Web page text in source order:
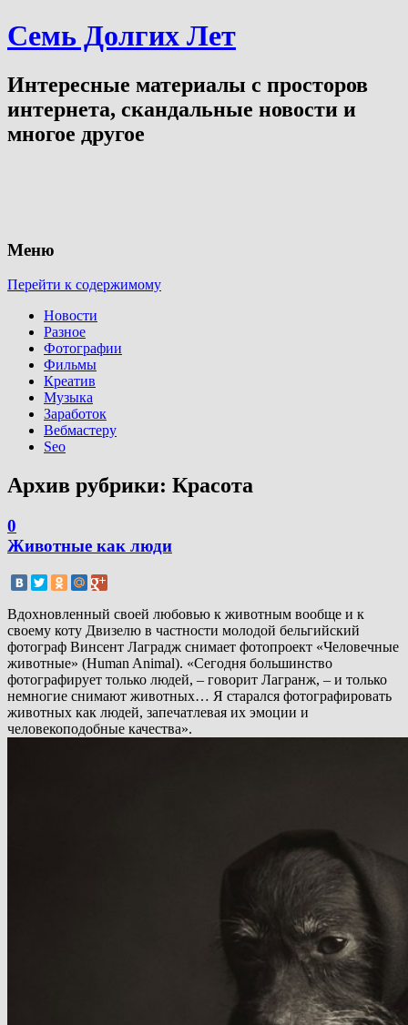
Семь Долгих Лет
Интересные материалы с просторов
интернета, скандальные новости и
многое другое
Меню
Перейти к содержимому
Новости
Разное
Фотографии
Фильмы
Креатив
Музыка
Заработок
Вебмастеру
Seo
Архив рубрики: Красота
0
Животные как люди
Вдохновленный своей любовью к животным вообще и к
своему коту Двизелю в частности молодой бельгийский
фотограф Винсент Лаградж снимает фотопроект «Человечные
животные» (Human Animal). «Сегодня большинство
фотографирует только людей, – говорит Лагранж, – и только
немногие снимают животных… Я старался фотографировать
животных как людей, запечатлевая их эмоции и
человекоподобные качества».